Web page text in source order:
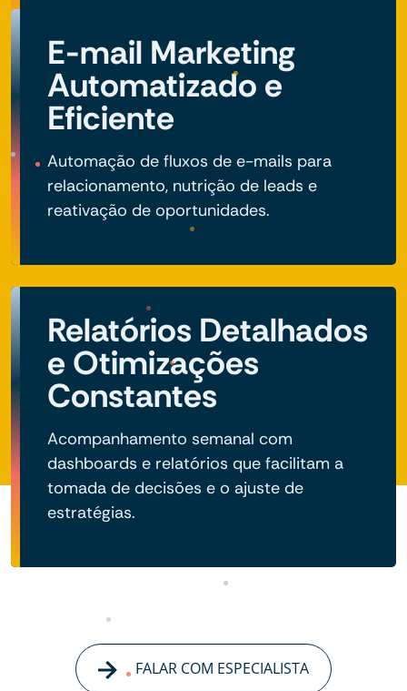
E-mail Marketing
Automatizado e
Eficiente
Automação de fluxos de e-mails para
relacionamento, nutrição de leads e
reativação de oportunidades.
Relatórios Detalhados
e Otimizações
Constantes
Acompanhamento semanal com
dashboards e relatórios que facilitam a
tomada de decisões e o ajuste de
estratégias.
FALAR COM ESPECIALISTA